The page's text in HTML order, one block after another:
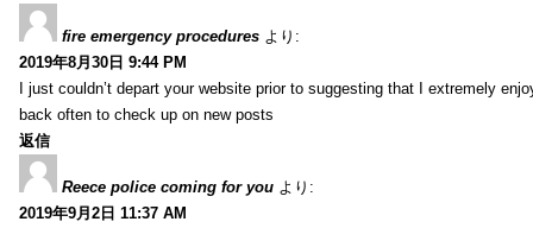
fire emergency procedures より:
2019年8月30日 9:44 PM
I just couldn’t depart your website prior to suggesting that I extremely
back often to check up on new posts
返信
Reece police coming for you より:
2019年9月2日 11:37 AM